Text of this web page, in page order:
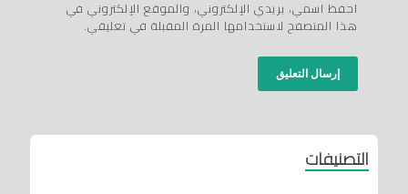
احفظ اسمي، بريدي الإلكتروني، والموقع الإلكتروني في
هذا المتصفح لاستخدامها المرة المقبلة في تعليقي.
التصنيفات